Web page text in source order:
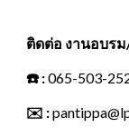
ติดต่อ งานอบร
☎️ :065-503-
✉️ :